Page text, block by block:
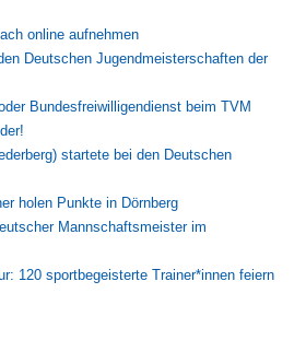
online aufnehmen
Deutschen Jugendmeisterschaften der
Bundesfreiwilligendienst beim TVM
startete bei den Deutschen
holen Punkte in Dörnberg
Mannschaftsmeister im
120 sportbegeisterte Trainer*innen feiern